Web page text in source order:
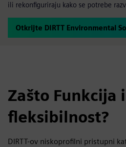
ili rekonfiguriraju kako se potrebe
Otkrijte DIRTT Environmental
Zašto Funkcija i
fleksibilnost?
DIRTT-ov niskoprofilni pristupni